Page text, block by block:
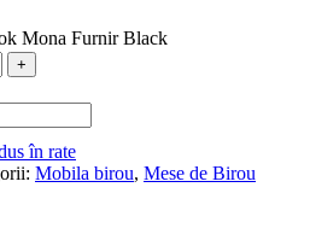
Mona Furnir Black
în rate
Mobila birou, Mese de Birou